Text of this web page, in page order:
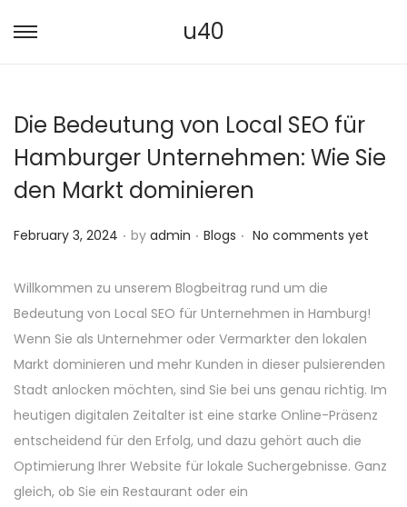
S
p
o
n
g
a
t
i
o
n
S
p
o
c
e
n
t
u40
Die Bedeutung von Local SEO für
Hamburger Unternehmen: Wie Sie
den Markt dominieren
P
s
t
e
d
o
n
February 3, 2024 . by admin . P
s
t
e
d
i
n
Blogs . No comments yet
Willkommen zu unserem Blogbeitrag rund um die
Bedeutung von Local SEO für Unternehmen in Hamburg!
Wenn Sie als Unternehmer oder Vermarkter den lokalen
Markt dominieren und mehr Kunden in dieser pulsierenden
Stadt anlocken möchten, sind Sie bei uns genau richtig. Im
heutigen digitalen Zeitalter ist eine starke Online-Präsenz
entscheidend für den Erfolg, und dazu gehört auch die
Optimierung Ihrer Website für lokale Suchergebnisse. Ganz
gleich, ob Sie ein Restaurant oder ein